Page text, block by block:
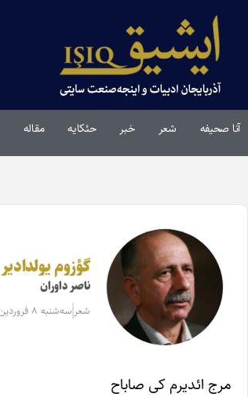
آنا صحیفه شعر خبر حئکایه مقاله‌
گؤزوم یولدادیر
ناصر داوران
شعر سه‌شنبه ۸ فروردین ۱۴۰۲
مرج ائدیرم کی صاباح